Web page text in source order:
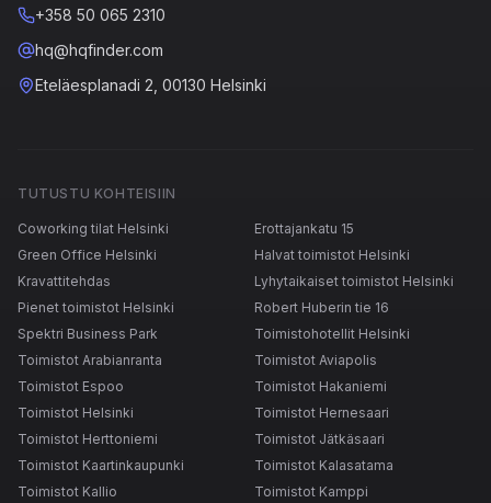
+358 50 065 2310
hq@hqfinder.com
Eteläesplanadi 2, 00130 Helsinki
TUTUSTU KOHTEISIIN
Coworking tilat Helsinki
Erottajankatu 15
Green Office Helsinki
Halvat toimistot Helsinki
Kravattitehdas
Lyhytaikaiset toimistot Helsinki
Pienet toimistot Helsinki
Robert Huberin tie 16
Spektri Business Park
Toimistohotellit Helsinki
Toimistot Arabianranta
Toimistot Aviapolis
Toimistot Espoo
Toimistot Hakaniemi
Toimistot Helsinki
Toimistot Hernesaari
Toimistot Herttoniemi
Toimistot Jätkäsaari
Toimistot Kaartinkaupunki
Toimistot Kalasatama
Toimistot Kallio
Toimistot Kamppi